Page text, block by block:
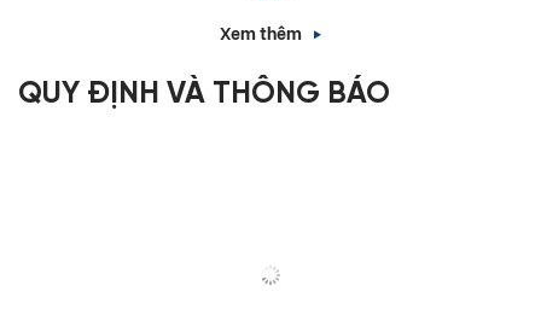
Xem thêm
QUY ĐỊNH VÀ THÔNG BÁO